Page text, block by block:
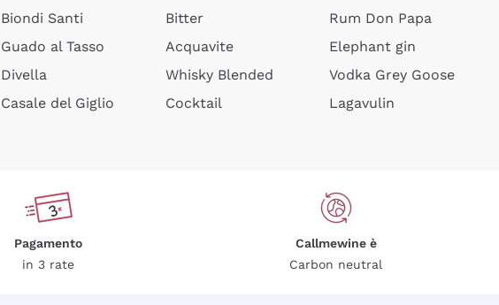
Biondi Santi
Guado al Tasso
Divella
Casale del Giglio
Bitter
Acquavite
Whisky Blended
Cocktail
Rum Don Papa
Elephant gin
Vodka Grey Goose
Lagavulin
Pagamento
in 3 rate
Callmewine è
Carbon neutral